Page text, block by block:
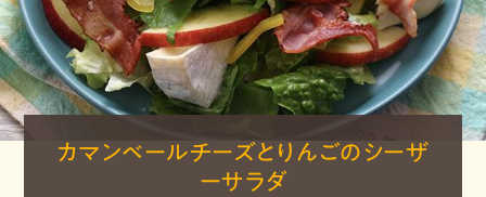
カマンベールチーズとりんごのシーザ
ーサラダ